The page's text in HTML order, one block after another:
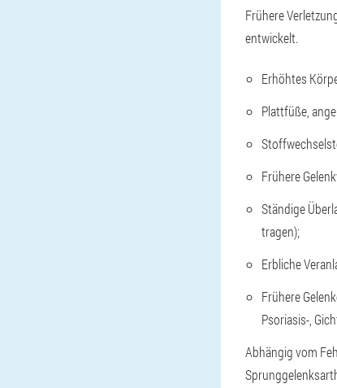
Frühere
entwickelt.
Erhöhtes
Plattfüße,
Frühere
Ständige
tragen);
Erbliche
Frühere
Psoriasis-,
Abhängig vom